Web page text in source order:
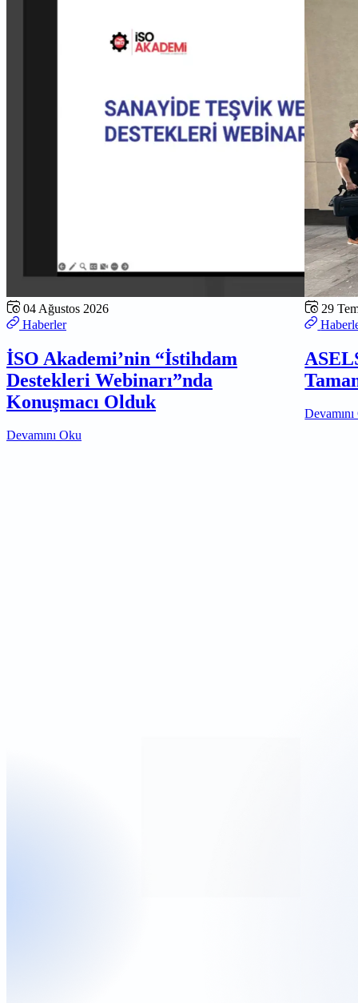
04 Ağustos 2026
Haberler
İSO Akademi’nin “İstihdam
Destekleri Webinarı”nda
Konuşmacı Olduk
Devamını Oku
29